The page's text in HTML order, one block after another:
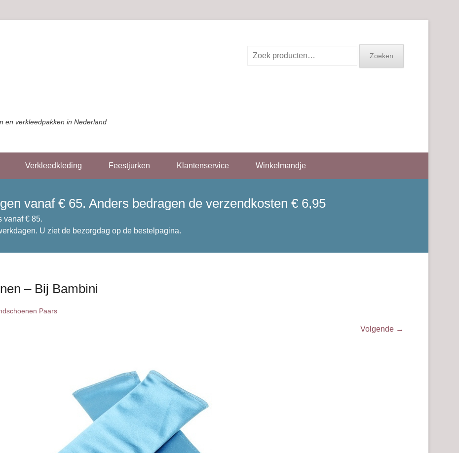
Zoeken
Zoeken
en verkleedpakken in Nederland
Verkleedkleding Feestjurken Klantenservice Winkelmandje
vanaf € 65. Anders bedragen de verzendkosten € 6,95
vanaf € 85.
U ziet de bezorgdag op de bestelpagina.
– Bij Bambini
Paars
Volgende →